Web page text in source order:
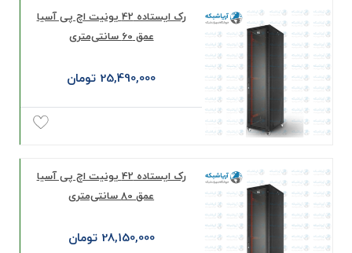
رک ایستاده 42 یونیت اچ پی آسیا
عمق 60 سانتی‌متری
25,490,000 تومان
رک ایستاده 42 یونیت اچ پی آسیا
عمق 80 سانتی‌متری
28,150,000 تومان